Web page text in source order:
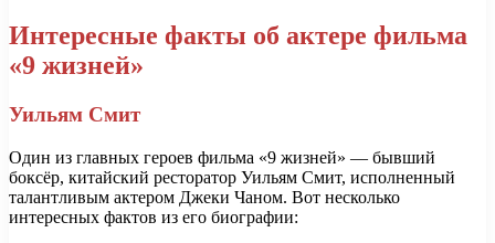
Интересные факты об актере фильма
«9 жизней»
Уильям Смит
Один из главных героев фильма «9 жизней» — бывший
боксёр, китайский ресторатор Уильям Смит, исполненный
талантливым актером Джеки Чаном. Вот несколько
интересных фактов из его биографии: